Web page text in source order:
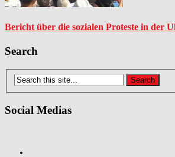
Bericht über die sozialen Proteste in der
Search
Social Medias